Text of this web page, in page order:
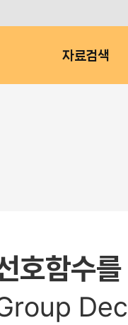
자료검색
호함수